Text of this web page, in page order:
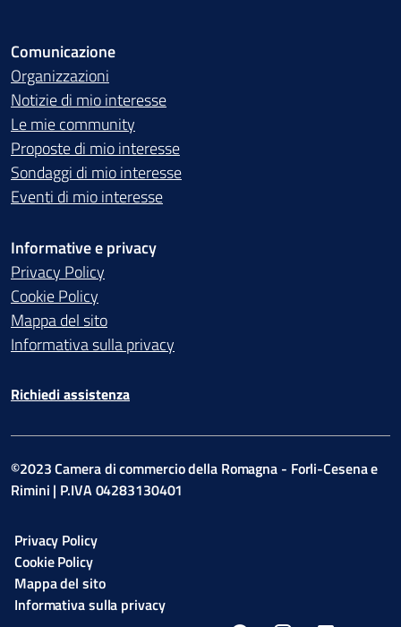
Comunicazione
Organizzazioni
Notizie di mio interesse
Le mie community
Proposte di mio interesse
Sondaggi di mio interesse
Eventi di mio interesse
Informative e privacy
Privacy Policy
Cookie Policy
Mappa del sito
Informativa sulla privacy
Richiedi assistenza
©2023 Camera di commercio della Romagna - Forli-Cesena e
Rimini | P.IVA 04283130401
Privacy Policy
Cookie Policy
Mappa del sito
Informativa sulla privacy